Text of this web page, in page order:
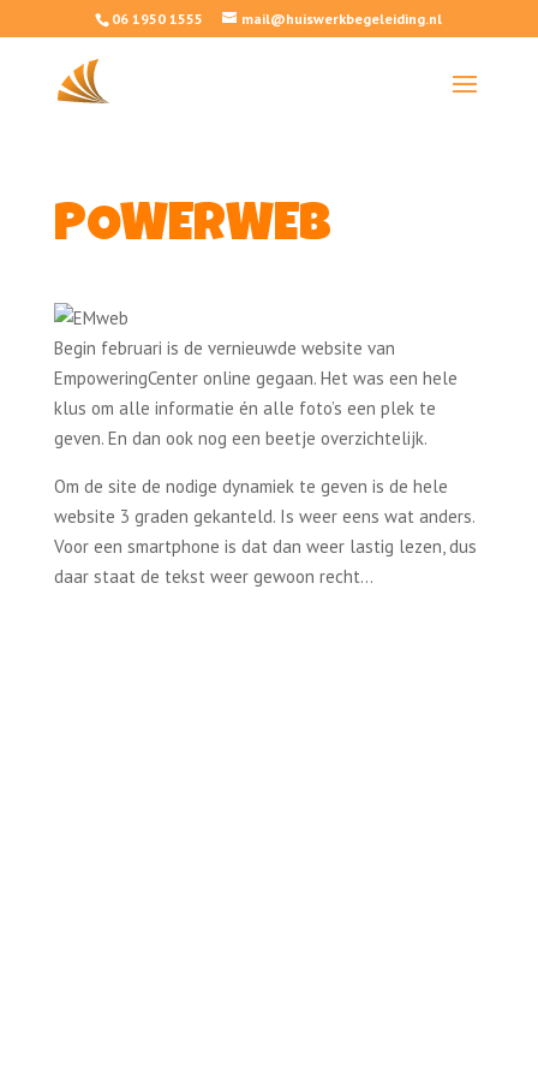
06 1950 1555 mail@huiswerkbegeleiding.nl
POWERWEB
Begin februari is de vernieuwde website van
EmpoweringCenter online gegaan. Het was een hele
klus om alle informatie én alle foto’s een plek te
geven. En dan ook nog een beetje overzichtelijk.
Om de site de nodige dynamiek te geven is de hele
website 3 graden gekanteld. Is weer eens wat anders.
Voor een smartphone is dat dan weer lastig lezen, dus
daar staat de tekst weer gewoon recht…